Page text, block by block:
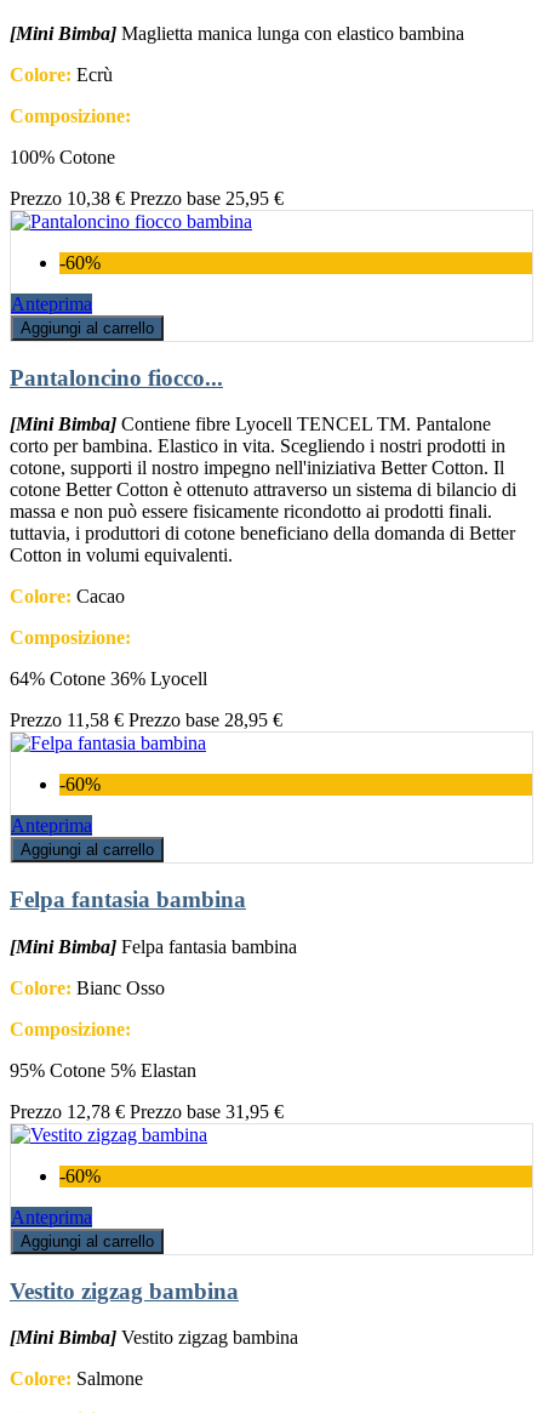
[Mini Bimba] Maglietta manica lunga con elastico bambina
Colore: Ecrù
Composizione:
100% Cotone
Prezzo 10,38 € Prezzo base 25,95 €
-60%
Anteprima
Aggiungi al carrello
Pantaloncino fiocco...
[Mini Bimba] Contiene fibre Lyocell TENCEL TM. Pantalone
corto per bambina. Elastico in vita. Scegliendo i nostri prodotti in
cotone, supporti il nostro impegno nell'iniziativa Better Cotton. Il
cotone Better Cotton è ottenuto attraverso un sistema di bilancio di
massa e non può essere fisicamente ricondotto ai prodotti finali.
tuttavia, i produttori di cotone beneficiano della domanda di Better
Cotton in volumi equivalenti.
Colore: Cacao
Composizione:
64% Cotone 36% Lyocell
Prezzo 11,58 € Prezzo base 28,95 €
-60%
Anteprima
Aggiungi al carrello
Felpa fantasia bambina
[Mini Bimba] Felpa fantasia bambina
Colore: Bianc Osso
Composizione:
95% Cotone 5% Elastan
Prezzo 12,78 € Prezzo base 31,95 €
-60%
Anteprima
Aggiungi al carrello
Vestito zigzag bambina
[Mini Bimba] Vestito zigzag bambina
Colore: Salmone